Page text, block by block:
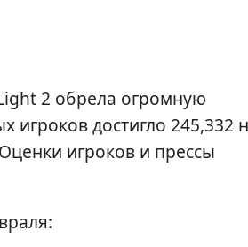
2 обрела огромную
игроков достигло 245,332
игроков и прессы